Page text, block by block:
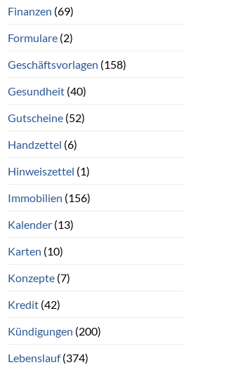
Finanzen (69)
Formulare(2)
Geschäftsvorlagen (158)
Gesundheit(40)
Gutscheine(52)
Handzettel (6)
Hinweiszettel (1)
Immobilien (156)
Kalender(13)
Karten (10)
Konzepte(7)
Kredit(42)
Kündigungen (200)
Lebenslauf(374)